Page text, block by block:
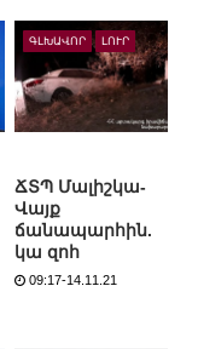
ԳԼԽԱՎՈՐ ԼՈՒՐ
ՃՏՊ Մալիշկա-
Վայք
ճանապարհին.
կա զոհ
09:17-14.11.21